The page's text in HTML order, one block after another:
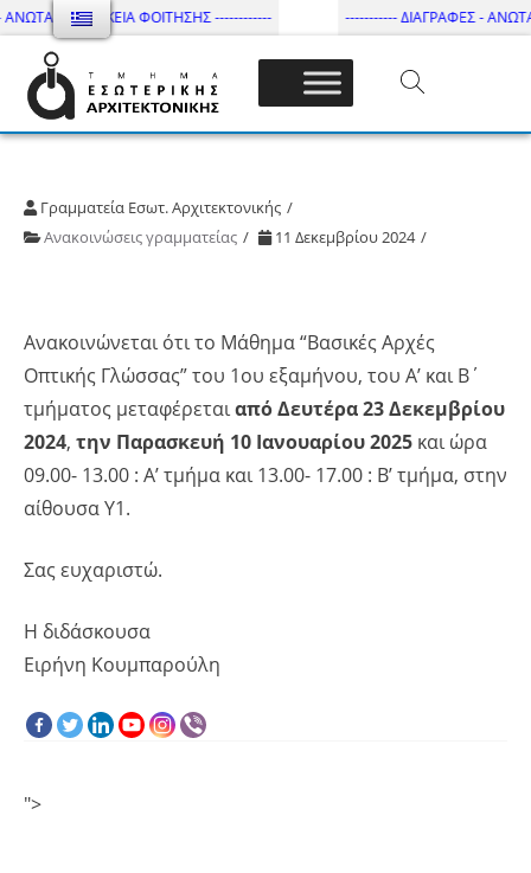
ΔΙΑΡΚΕΙΑ ΦΟΙΤΗΣΗΣ ------------ ----------- ΔΙΑΓΡΑΦΕΣ -
Τμήμα Εσωτ. Αρχιτεκτονικής – ΔΙ.ΠΑ.Ε
Γραμματεία Εσωτ. Αρχιτεκτονικής
Ανακοινώσεις γραμματείας
11 Δεκεμβρίου 2024
Ανακοινώνεται ότι το Μάθημα “Βασικές Αρχές
Οπτικής Γλώσσας” του 1ου εξαμήνου, του Α’ και Β΄
τμήματος μεταφέρεταιαπό Δευτέρα 23 Δεκεμβρίου
2024, την Παρασκευή 10 Ιανουαρίου 2025 και ώρα
09.00- 13.00 : A’ τμήμα και 13.00- 17.00 : Β’ τμήμα, στην
αίθουσα Υ1.
Σας ευχαριστώ.
Η διδάσκουσα
Ειρήνη Κουμπαρούλη
">